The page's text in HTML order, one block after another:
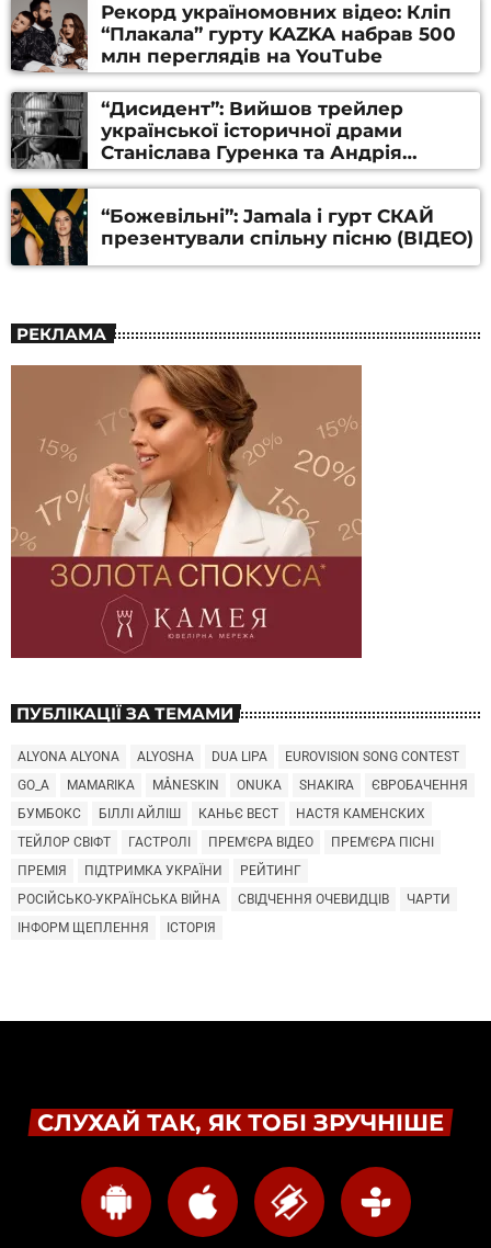
Рекорд україномовних відео: Кліп
“Плакала” гурту KAZKA набрав 500
млн переглядів на YouTube
“Дисидент”: Вийшов трейлер
української історичної драми
Станіслава Гуренка та Андрія
Алфьорова (ВІДЕО)
“Божевільні”: Jamala і гурт СКАЙ
презентували спільну пісню (ВІДЕО)
РЕКЛАМА
ПУБЛІКАЦІЇ ЗА ТЕМАМИ
ALYONA ALYONA ALYOSHA DUA LIPA
EUROVISION SONG CONTEST
GO_A
MAMARIKA MÅNESKIN ONUKA SHAKIRA
ЄВРОБАЧЕННЯ
БУМБОКС
БІЛЛІ АЙЛІШ КАНЬЄ ВЕСТ
НАСТЯ КАМЕНСКИХ
ТЕЙЛОР СВІФТ
ГАСТРОЛІ ПРЕМ'ЄРА ВІДЕО
ПРЕМ'ЄРА ПІСНІ
ПРЕМІЯ
ПІДТРИМКА УКРАЇНИ
РЕЙТИНГ
РОСІЙСЬКО-УКРАЇНСЬКА ВІЙНА
СВІДЧЕННЯ ОЧЕВИДЦІВ
ЧАРТИ
ІНФОРМ ЩЕПЛЕННЯ
ІСТОРІЯ
СЛУХАЙ ТАК, ЯК ТОБІ ЗРУЧНІШЕ